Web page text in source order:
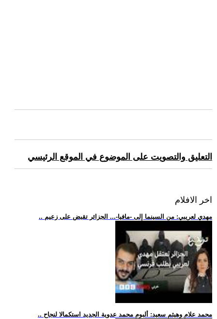
التعليق والتصويت على الموضوع في الموقع الرئيسي
اخر الافلام
.. مهدي لعريبي: من السينما إلى -مافيا-... الجزائر تقبض على زعيم
.. محمد علام وهيثم سعيد: ألبوم محمد عدوية الجديد استكمالا لنجاح